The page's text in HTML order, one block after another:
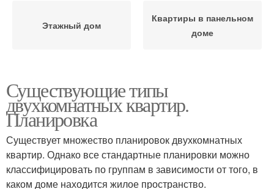
Этажный дом
Квартиры в панельном
доме
Существующие типы
двухкомнатных квартир.
Планировка
Существует множество планировок двухкомнатных
квартир. Однако все стандартные планировки можно
классифицировать по группам в зависимости от того, в
каком доме находится жилое пространство.